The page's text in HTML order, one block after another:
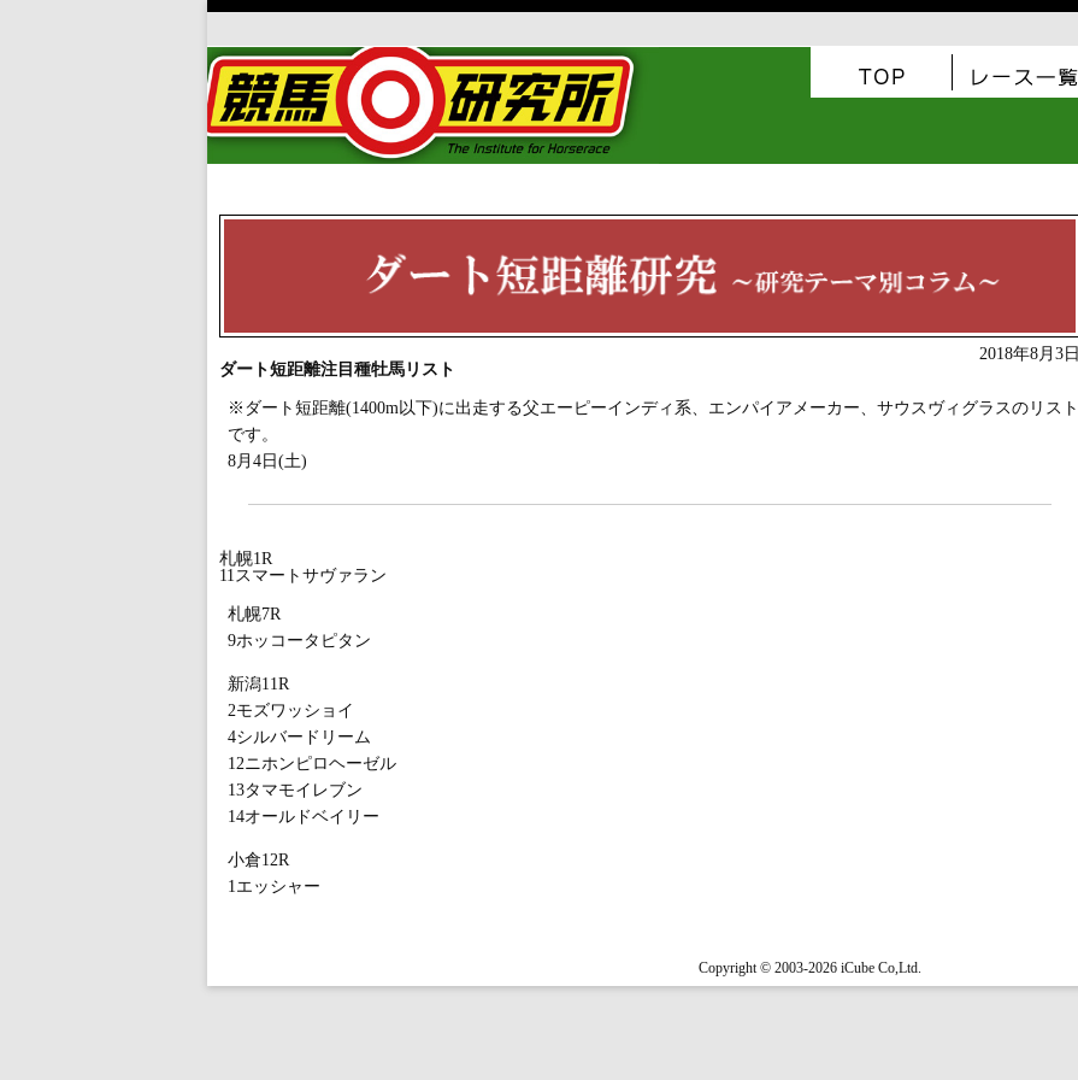
2018年8月3日
ダート短距離注目種牡馬リスト
※ダート短距離(1400m以下)に出走する父エーピーインディ系、エンパイアメーカー、サウスヴィグラスのリスト
です。
8月4日(土)
札幌1R
11スマートサヴァラン
札幌7R
9ホッコータピタン
新潟11R
2モズワッショイ
4シルバードリーム
12ニホンピロヘーゼル
13タマモイレブン
14オールドベイリー
小倉12R
1エッシャー
Copyright © 2003-2026 iCube Co,Ltd.